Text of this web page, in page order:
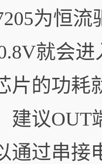
为恒
就会
片的功耗
建议OUT
通过串接